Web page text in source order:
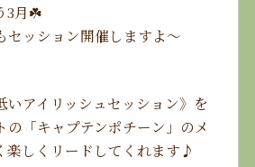
3月☘️
セッション開催しますよ〜
いアイリッシュセッション》を
の「キャプテンポチーン」のメ
楽しくリードしてくれます♪